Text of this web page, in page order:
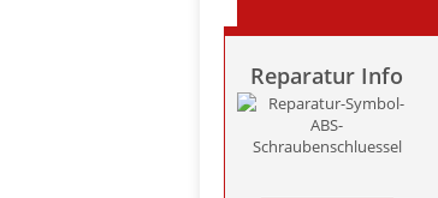
Reparatur Info